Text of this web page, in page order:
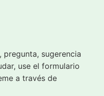
pregunta, sugerencia
use el formulario
a través de